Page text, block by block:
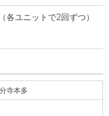
各ユニットで2回ずつ）
寺本多